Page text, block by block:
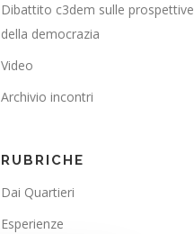
Dibattito c3dem sulle prospettive
della democrazia
Video
Archivio incontri
RUBRICHE
Dai Quartieri
Esperienze